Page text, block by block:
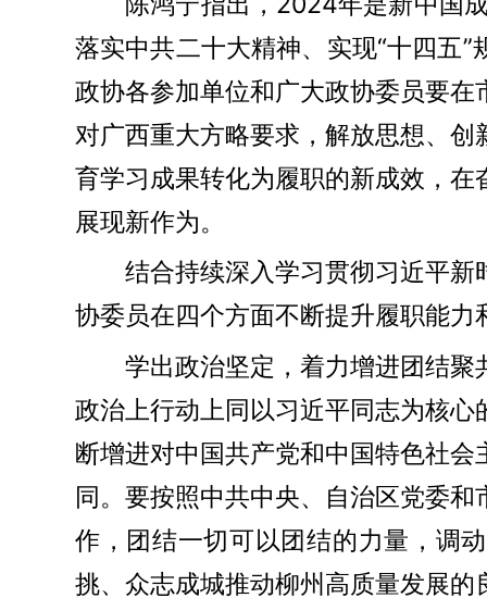
落实中共二十大精神、实现“十四五
政协各参加单位和广大政协委员要
对广西重大方略要求，解放思想、
育学习成果转化为履职的新成效，
展现新作为。
结合持续深入学习贯彻习近平
协委员在四个方面不断提升履职能力
学出政治坚定，着力增进团结
政治上行动上同以习近平同志为核
断增进对中国共产党和中国特色社
同。要按照中共中央、自治区党委
作，团结一切可以团结的力量，调
挑、众志成城推动柳州高质量发展的